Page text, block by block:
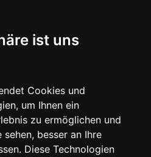
ist uns
Cookies und
um Ihnen ein
zu ermöglichen und
besser an Ihre
Diese Technologien